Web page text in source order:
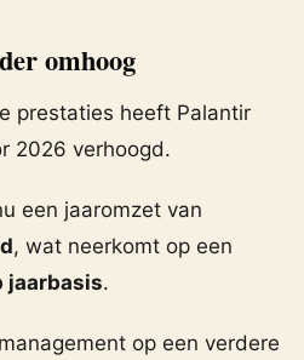
omhoog
prestaties heeft Palantir
2026 verhoogd.
een jaaromzet van
, wat neerkomt op een
jaarbasis.
op een verdere